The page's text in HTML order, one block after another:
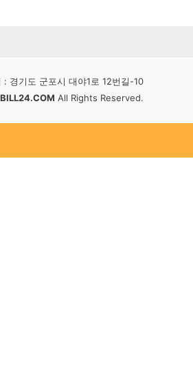
기도 군포시 대야1로 12번길-10
All Rights Reserved.